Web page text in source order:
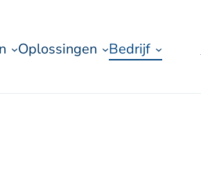
Oplossingen Bedrijf